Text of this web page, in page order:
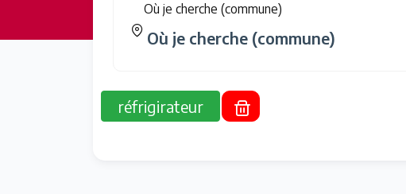
Où je cherche (commune)
réfrigirateur